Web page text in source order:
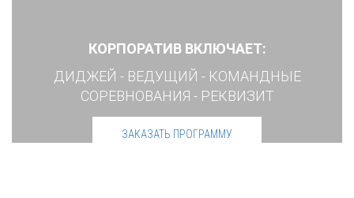
КОРПОРАТИВ ВКЛЮЧАЕТ:
ДИДЖЕЙ - ВЕДУЩИЙ - КОМАНДНЫЕ
СОРЕВНОВАНИЯ - РЕКВИЗИТ
ЗАКАЗАТЬ ПРОГРАММУ